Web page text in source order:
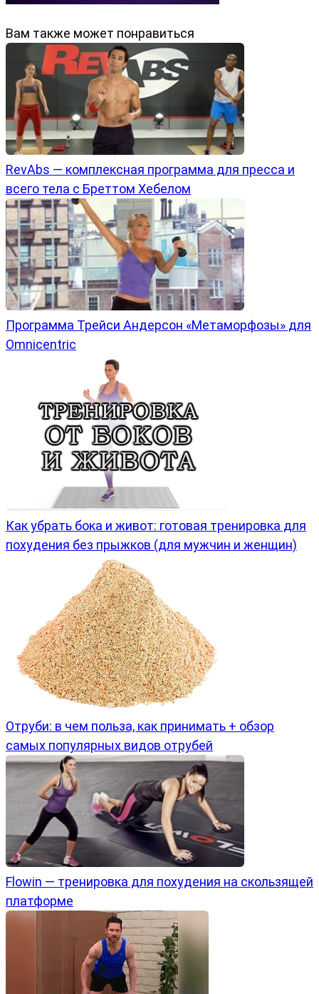
Вам также может понравиться
RevAbs — комплексная программа для пресса и
всего тела с Бреттом Хебелом
Программа Трейси Андерсон «Метаморфозы» для
Omnicentric
Как убрать бока и живот: готовая тренировка для
похудения без прыжков (для мужчин и женщин)
Отруби: в чем польза, как принимать + обзор
самых популярных видов отрубей
Flowin — тренировка для похудения на скользящей
платформе